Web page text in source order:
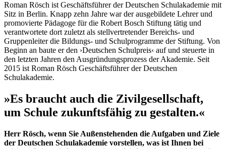
Roman Rösch ist Geschäftsführer der Deutschen Schulakademie mit
Sitz in Berlin. Knapp zehn Jahre war der ausgebildete Lehrer und
promovierte Pädagoge für die Robert Bosch Stiftung tätig und
verantwortete dort zuletzt als stellvertretender Bereichs- und
Gruppenleiter die Bildungs- und Schulprogramme der Stiftung. Von
Beginn an baute er den ›Deutschen Schulpreis‹ auf und steuerte in
den letzten Jahren den Ausgründungsprozess der Akademie. Seit
2015 ist Roman Rösch Geschäftsführer der Deutschen
Schulakademie.
»Es braucht auch die Zivilgesellschaft,
um Schule zukunftsfähig zu gestalten.«
Herr Rösch, wenn Sie Außenstehenden die Aufgaben und Ziele
der Deutschen Schulakademie vorstellen, was ist Ihnen bei